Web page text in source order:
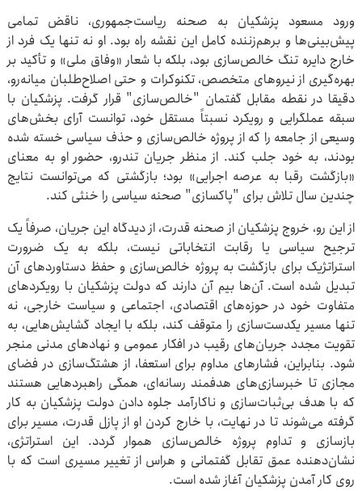
ورود مسعود پزشکیان به صحنه ریاست‌جمهوری، ناقض تمامی
پیش‌بینی‌ها و برهم‌زننده کامل این نقشه راه بود. او نه تنها یک فرد از
خارج دایره تنگ خالص‌سازی بود، بلکه با شعار «وفاق ملی» و تأکید بر
بهره‌گیری از نیروهای متخصص، تکنوکرات و حتی اصلاح‌طلبان میانه‌رو،
دقیقا در نقطه مقابل گفتمان "خالص‌سازی" قرار گرفت. پزشکیان با
سبقه عملگرایی و رویکرد نسبتاً مستقل خود، توانست آرای بخش‌های
وسیعی از جامعه را که از پروژه خالص‌سازی و حذف سیاسی خسته شده
بودند، به خود جلب کند. از منظر جریان تندرو، حضور او به معنای
«بازگشت رقبا به عرصه اجرایی» بود؛ بازگشتی که می‌توانست نتایج
چندین سال تلاش برای "پاکسازی" صحنه سیاسی را خنثی کند.
از این رو، خروج پزشکیان از صحنه قدرت، از دیدگاه این جریان، صرفاً یک
ترجیح سیاسی یا رقابت انتخاباتی نیست، بلکه به یک ضرورت
استراتژیک برای بازگشت به پروژه خالص‌سازی و حفظ دستاوردهای آن
تبدیل شده است. آن‌ها بیم آن دارند که دولت پزشکیان با رویکردهای
متفاوت خود در حوزه‌های اقتصادی، اجتماعی و سیاست خارجی، نه
تنها مسیر یکدست‌سازی را متوقف کند، بلکه با ایجاد گشایش‌هایی، به
تقویت مجدد جریان‌های رقیب در افکار عمومی و نهادهای مدنی منجر
شود. بنابراین، فشارهای مداوم برای استعفا، از هشتگ‌سازی در فضای
مجازی تا خبرسازی‌های هدفمند رسانه‌ای، همگی راهبردهایی هستند
که با هدف بی‌ثبات‌سازی و ناکارآمد جلوه دادن دولت پزشکیان به کار
گرفته می‌شوند تا در نهایت، با خارج کردن او از پازل قدرت، مسیر برای
بازسازی و تداوم پروژه خالص‌سازی هموار گردد. این استراتژی،
نشان‌دهنده عمق تقابل گفتمانی و هراس از تغییر مسیری است که با
روی کار آمدن پزشکیان آغاز شده است.